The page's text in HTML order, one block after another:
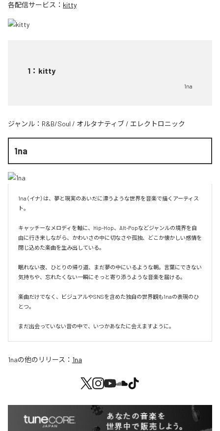
各配信サービス： kitty
1 ： kitty
1na
ジャンル： R&B/Soul / オルタナティブ / エレクトロニック
1na
1na（イナ）は、夢と現実のあいだに漂うような世界を音楽で描くアーティス
ト。
キャッチーなメロディを軸に、Hip-Hop、Alt-Popなどジャンルの境界を自
由に行き来しながら、かわいさの中に切なさや孤独、どこか懐かしい感情を
閉じ込めた楽曲を生み出している。
眠れない夜、ひとりの帰り道、まだ夢の中にいるような朝。言葉にできない
気持ちや、忘れたくない一瞬にそっと寄り添うような音楽を届ける。
楽曲だけでなく、ビジュアルやSNSを含めた独自の世界観も1naの表現のひ
とつ。
まだ出会っていない音の中で、いつかあなたに会えますように。
1naの他のリリース： 1na